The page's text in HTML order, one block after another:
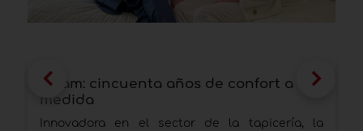
Elcam: cincuenta años de confort a
medida
Innovadora en el sector de la tapicería, la